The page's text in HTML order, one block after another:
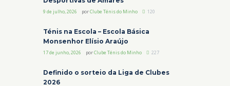
9 de julho, 2026 porClube Ténis do Minho 120
Ténis na Escola – Escola Básica
Monsenhor Elísio Araújo
17 de junho, 2026 porClube Ténis do Minho 227
Definido o sorteio da Liga de Clubes
2026